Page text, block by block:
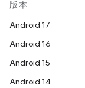
版本
Android 17
Android 16
Android 15
Android 14